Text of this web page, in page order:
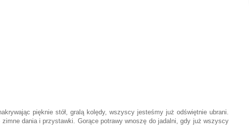
pięknie stół, gralą kolędy, wszyscy jesteśmy już odświętnie ubrani.
dania i przystawki. Gorące potrawy wnoszę do jadalni, gdy już wszyscy